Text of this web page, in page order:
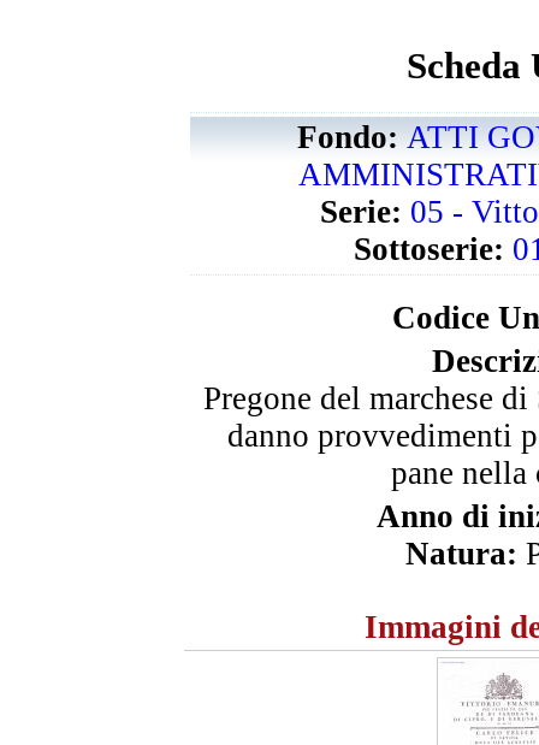
Scheda
Fondo:ATTI
Serie: 05 -
Sottoserie:
Codice
Pregone del marchese
danno provvedimenti
pane nella
Anno di
Natura:
Immagini